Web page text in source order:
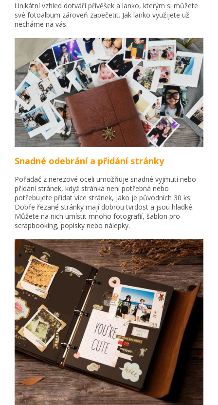
Unikátní vzhled dotváří přívěšek a lanko, kterým si můžete
své fotoalbum zároveň zapečetit. Jak lanko využijete už
necháme na vás.
Snadné odebrání a přidání stránky
Pořadač z nerezové oceli umožňuje snadné vyjmutí nebo
přidání stránek, když stránka není potřebná nebo
potřebujete přidat více stránek, jako je původních 30 ks.
Dobře řezané stránky mají dobrou tvrdost a jsou hladké.
Můžete na nich umístit mnoho fotografií, šablon pro
scrapbooking, popisky nebo nálepky.